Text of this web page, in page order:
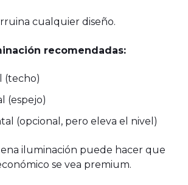
cualquier diseño.
recomendadas:
(techo)
(espejo)
(opcional, pero eleva el nivel)
iluminación puede hacer que
se vea premium.